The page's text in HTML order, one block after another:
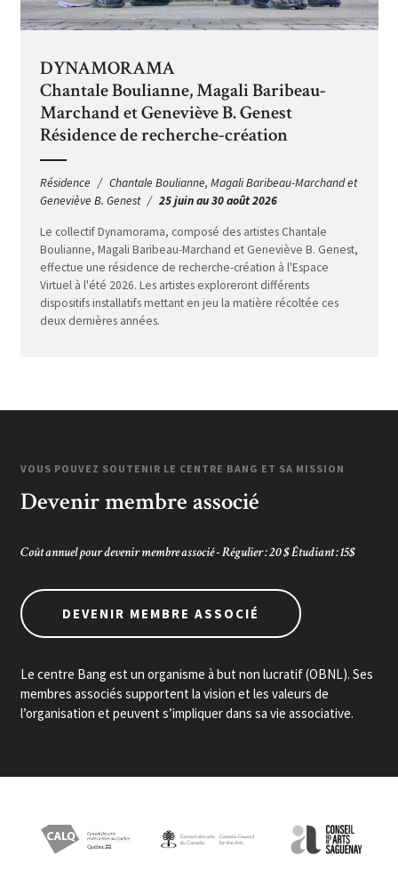
DYNAMORAMA
Chantale Boulianne, Magali Baribeau-
Marchand et Geneviève B. Genest
Résidence de recherche-création
Résidence
Chantale Boulianne, Magali Baribeau-Marchand et
Geneviève B. Genest
25 juin au 30 août 2026
Le collectif Dynamorama, composé des artistes Chantale
Boulianne, Magali Baribeau-Marchand et Geneviève B. Genest,
effectue une résidence de recherche-création à l'Espace
Virtuel à l'été 2026. Les artistes exploreront différents
dispositifs installatifs mettant en jeu la matière récoltée ces
deux dernières années.
VOUS POUVEZ SOUTENIR LE CENTRE BANG ET SA MISSION
Devenir membre associé
Coût annuel pour devenir membre associé - Régulier : 20 $ Étudiant : 15$
DEVENIR MEMBRE ASSOCIÉ
Le centre Bang est un organisme à but non lucratif (OBNL). Ses
membres associés supportent la vision et les valeurs de
l’organisation et peuvent s’impliquer dans sa vie associative.